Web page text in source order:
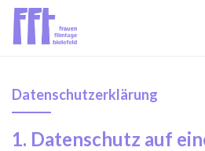
Datenschutzerklärung
1. Datenschutz auf